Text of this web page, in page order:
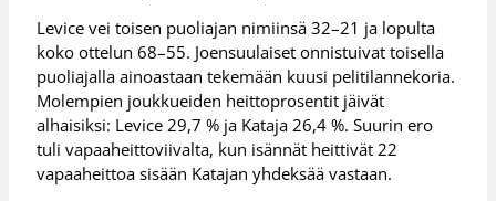
Levice vei toisen puoliajan nimiinsä 32–21 ja lopulta
koko ottelun 68–55. Joensuulaiset onnistuivat toisella
puoliajalla ainoastaan tekemään kuusi pelitilannekoria.
Molempien joukkueiden heittoprosentit jäivät
alhaisiksi: Levice 29,7 % ja Kataja 26,4 %. Suurin ero
tuli vapaaheittoviivalta, kun isännät heittivät 22
vapaaheittoa sisään Katajan yhdeksää vastaan.